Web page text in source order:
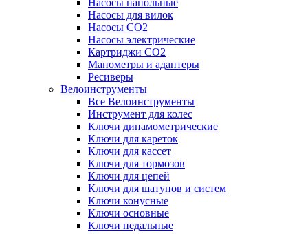
Насосы напольные
Насосы для вилок
Насосы CO2
Насосы электрические
Картриджи CO2
Манометры и адаптеры
Ресиверы
Велоинструменты
Все Велоинструменты
Инструмент для колес
Ключи динамометрические
Ключи для кареток
Ключи для кассет
Ключи для тормозов
Ключи для цепей
Ключи для шатунов и систем
Ключи конусные
Ключи основные
Ключи педальные